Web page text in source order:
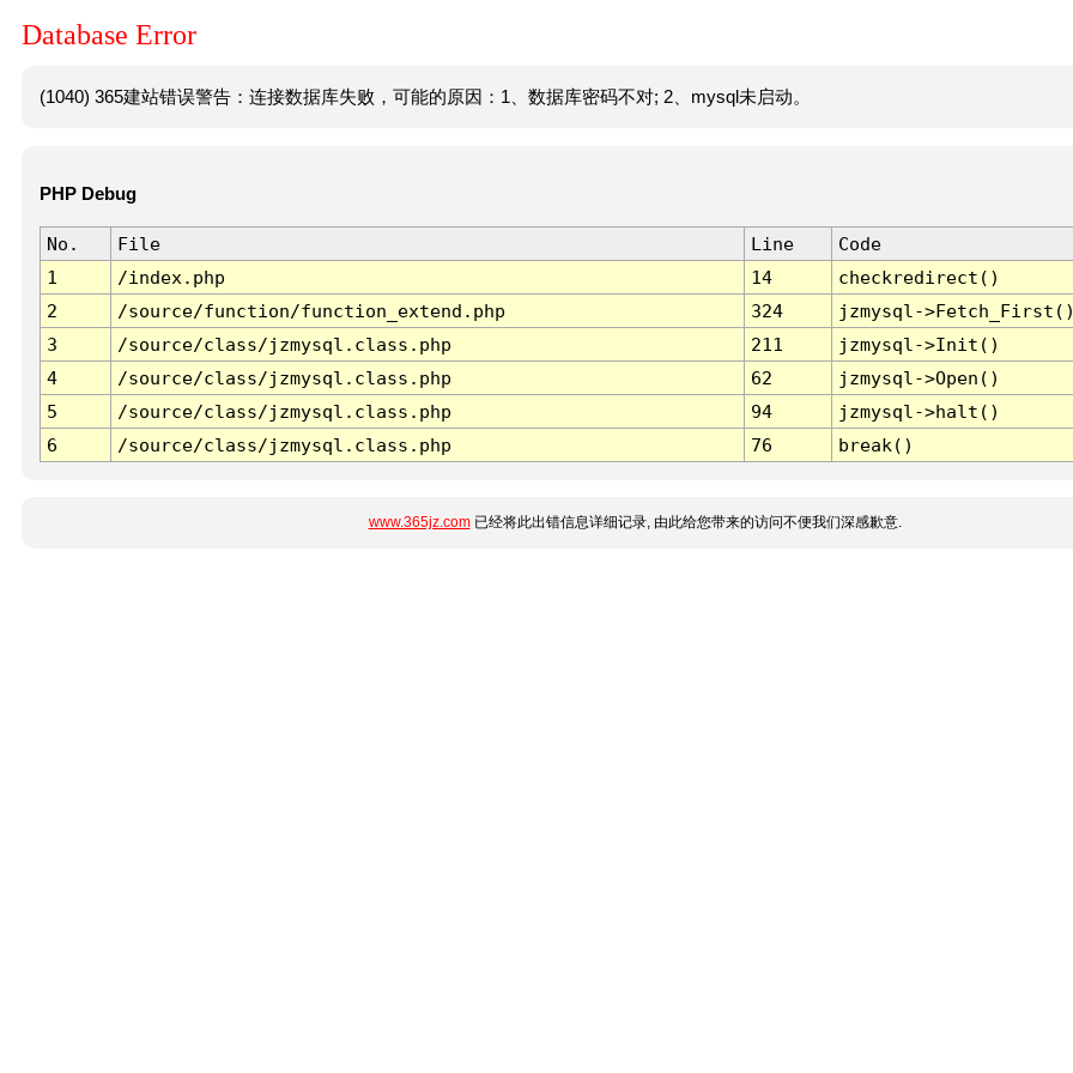
Database Error
(1040) 365建站错误警告：连接数据库失败，可能的原因：1、数据库密码不对; 2、mysql未启动。
PHP Debug
No. File Line
Code
1
/index.php 14
checkredirect()
2
/source/function/function_extend.php 324
jzmysql-
3
/source/class/jzmysql.class.php 211
jzmysql->Init()
4
/source/class/jzmysql.class.php 62
jzmysql->Open()
5
/source/class/jzmysql.class.php 94
jzmysql->halt()
6
/source/class/jzmysql.class.php 76 break()
www.365jz.com已经将此出错信息详细记录, 由此给您带来的访问不便我们深感歉意.